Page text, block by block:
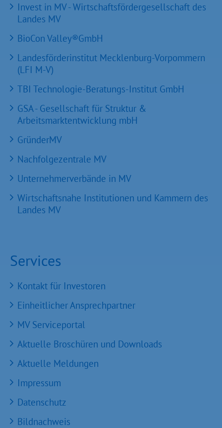
Invest in MV - Wirtschaftsfördergesellschaft des
Landes MV
BioCon Valley®GmbH
Landesförderinstitut Mecklenburg-Vorpommern
(LFI M-V)
TBI Technologie-Beratungs-Institut GmbH
GSA - Gesellschaft für Struktur &
Arbeitsmarktentwicklung mbH
GründerMV
Nachfolgezentrale MV
Unternehmerverbände in MV
Wirtschaftsnahe Institutionen und Kammern des
Landes MV
Services
Kontakt für Investoren
Einheitlicher Ansprechpartner
MV Serviceportal
Aktuelle Broschüren und Downloads
Aktuelle Meldungen
Impressum
Datenschutz
Bildnachweis